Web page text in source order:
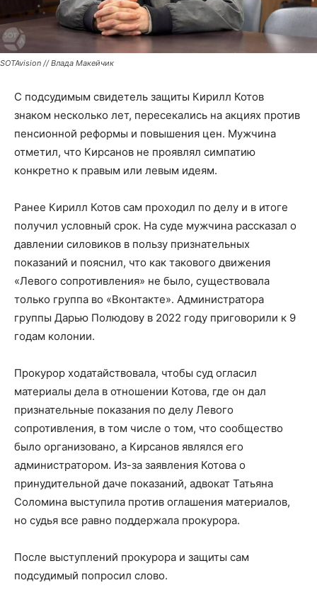
SOTAvision // Влада Макейчик
С подсудимым свидетель защиты Кирилл Котов
знаком несколько лет, пересекались на акциях против
пенсионной реформы и повышения цен. Мужчина
отметил, что Кирсанов не проявлял симпатию
конкретно к правым или левым идеям.
Ранее Кирилл Котов сам проходил по делу и в итоге
получил условный срок. На суде мужчина рассказал о
давлении силовиков в пользу признательных
показаний и пояснил, что как такового движения
«Левого сопротивления» не было, существовала
только группа во «Вконтакте». Администратора
группы Дарью Полюдову в 2022 году приговорили к 9
годам колонии.
Прокурор ходатайствовала, чтобы суд огласил
материалы дела в отношении Котова, где он дал
признательные показания по делу Левого
сопротивления, в том числе о том, что сообщество
было организовано, а Кирсанов являлся его
администратором. Из-за заявления Котова о
принудительной даче показаний, адвокат Татьяна
Соломина выступила против оглашения материалов,
но судья все равно поддержала прокурора.
После выступлений прокурора и защиты сам
подсудимый попросил слово.